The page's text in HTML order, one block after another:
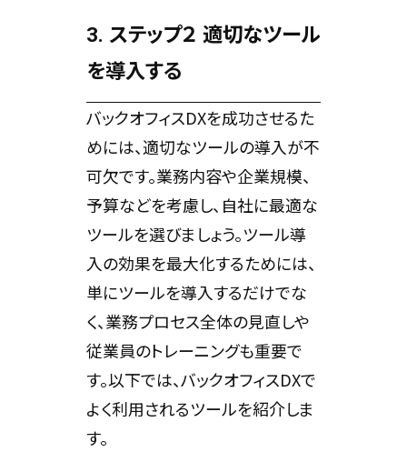
3. ステップ２ 適切なツール
を導入する
バックオフィスDXを成功させるた
めには、適切なツールの導入が不
可欠です。業務内容や企業規模、
予算などを考慮し、自社に最適な
ツールを選びましょう。ツール導
入の効果を最大化するためには、
単にツールを導入するだけでな
く、業務プロセス全体の見直しや
従業員のトレーニングも重要で
す。以下では、バックオフィスDXで
よく利用されるツールを紹介しま
す。